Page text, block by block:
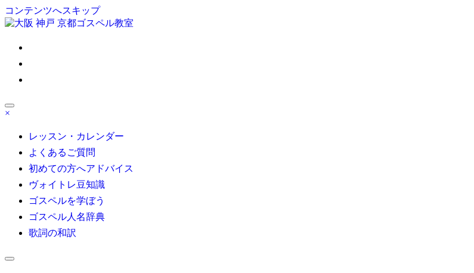
コンテンツへスキップ
ゴスペル 大阪/京都/神戸/東京/名古屋/博多｜Satisfy My Soul
×
レッスン・カレンダー
よくあるご質問
初めての方へアドバイス
ヴォイトレ豆知識
ゴスペルを学ぼう
ゴスペル人名辞典
歌詞の和訳